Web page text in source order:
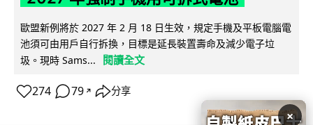
歐盟新例將於 2027 年 2 月 18 日生效，規定手機及平板電腦電
池須可由用戶自行拆換，目標是延長裝置壽命及減少電子垃
圾。現時 Sams...
閱讀全文
274 79 ↗ 分享
×